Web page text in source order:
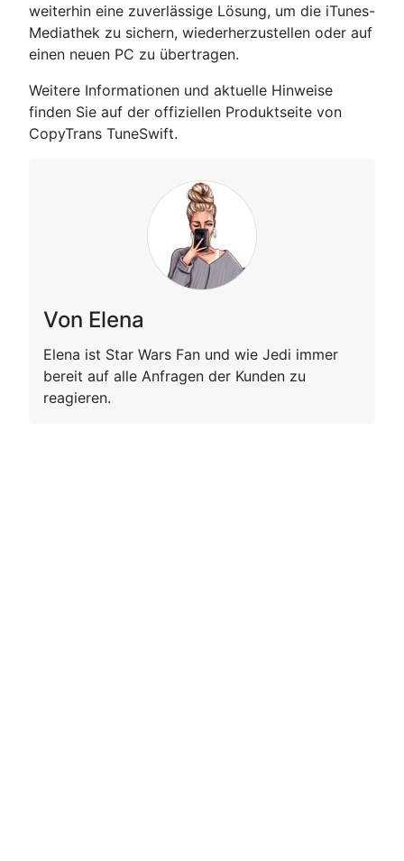
weiterhin eine zuverlässige Lösung, um die iTunes-
Mediathek zu sichern, wiederherzustellen oder auf
einen neuen PC zu übertragen.
Weitere Informationen und aktuelle Hinweise
finden Sie auf der offiziellen Produktseite von
CopyTrans TuneSwift.
Von Elena
Elena ist Star Wars Fan und wie Jedi immer
bereit auf alle Anfragen der Kunden zu
reagieren.